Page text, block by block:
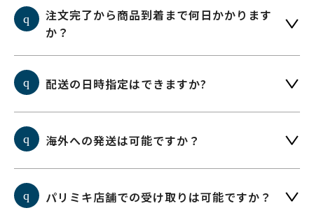
注文完了から商品到着まで何日かかります
か？
配送の日時指定はできますか?
海外への発送は可能ですか？
パリミキ店舗での受け取りは可能ですか？